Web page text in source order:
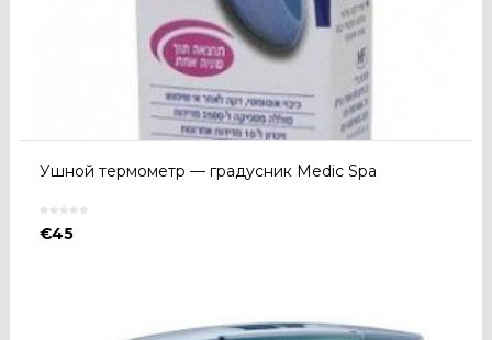
Ушной термометр — градусник Medic Spa
€45